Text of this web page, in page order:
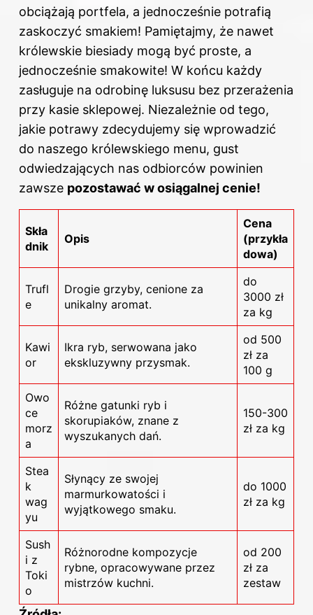
obciążają portfela, a jednocześnie potrafią
zaskoczyć smakiem! Pamiętajmy, że nawet
królewskie biesiady mogą być proste, a
jednocześnie smakowite! W końcu każdy
zasługuje na odrobinę luksusu bez przerażenia
przy kasie sklepowej. Niezależnie od tego,
jakie potrawy zdecydujemy się wprowadzić
do naszego królewskiego menu, gust
odwiedzających nas odbiorców powinien
zawsze pozostawać w osiągalnej cenie!
Skła
dnik
Opis
Cena
(przykła
dowa)
Trufl
e
Drogie grzyby, cenione za
unikalny aromat.
do
3000 zł
za kg
Kawi
or
Ikra ryb, serwowana jako
ekskluzywny przysmak.
od 500
zł za
100 g
Owo
ce
morz
a
Różne gatunki ryb i
skorupiaków, znane z
wyszukanych dań.
150-300
zł za kg
Stea
k
wag
yu
Słynący ze swojej
marmurkowatości i
wyjątkowego smaku.
do 1000
zł za kg
Sush
i z
Toki
o
Różnorodne kompozycje
rybne, opracowywane przez
mistrzów kuchni.
od 200
zł za
zestaw